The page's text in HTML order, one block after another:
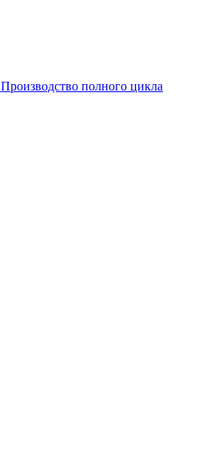
Производство полного цикла